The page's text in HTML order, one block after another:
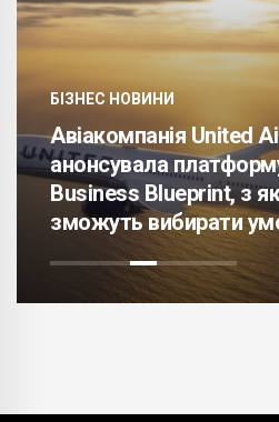
БІЗНЕС НОВИНИ
Авіакомпанія United
анонсувала
Business Blueprint, з
зможуть вибирати